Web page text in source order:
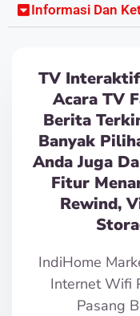
Informasi Dan
TV
Acara TV
Berita
Banyak
Anda Juga
Fitur
Rewind,
IndiHome
Internet Wifi
Pasang